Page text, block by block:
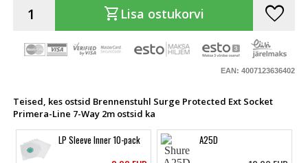
shopping_cart Lisa ostukorvi favorite
EAN: 4007123636402
Teised, kes ostsid Brennenstuhl Surge Protected Ext Socket
Primera-Line 7-Way 2m ostsid ka
LP Sleeve Inner 10-pack A25D